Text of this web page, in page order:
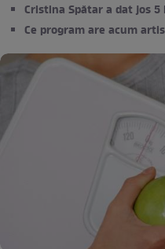
Cristina Spătar a dat jos
Ce program are acum